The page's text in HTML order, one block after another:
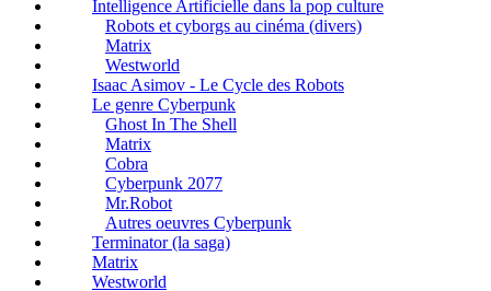
Intelligence Artificielle dans la pop culture
Robots et cyborgs au cinéma (divers)
Matrix
Westworld
Isaac Asimov - Le Cycle des Robots
Le genre Cyberpunk
Ghost In The Shell
Matrix
Cobra
Cyberpunk 2077
Mr.Robot
Autres oeuvres Cyberpunk
Terminator (la saga)
Matrix
Westworld